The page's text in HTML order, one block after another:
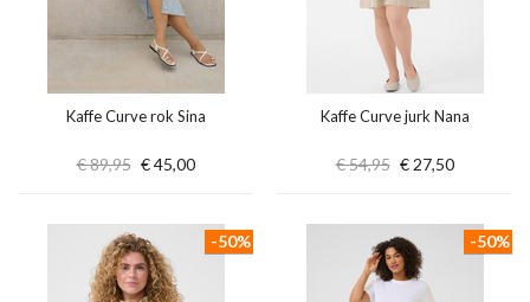
Kaffe Curve rok Sina
€ 89,95 € 45,00
Kaffe Curve jurk Nana
€ 54,95 € 27,50
-50% -50%